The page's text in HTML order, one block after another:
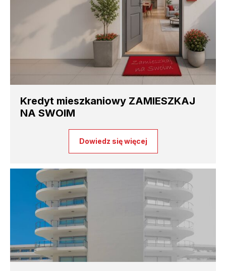
Kredyt mieszkaniowy ZAMIESZKAJ
NA SWOIM
Dowiedz się więcej